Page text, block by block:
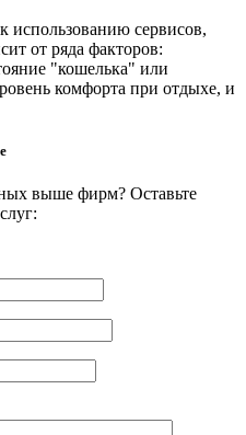
использованию сервисов,
от ряда факторов:
"кошелька" или
комфорта при отдыхе, и
выше фирм? Оставьте